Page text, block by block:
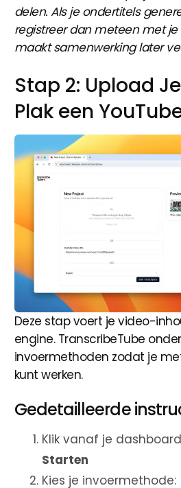
delen. Als je ondertitels
registreer dan meteen met
maakt samenwerking later
Stap 2: Upload
Plak een
Deze stap voert je video-
engine. TranscribeTube
invoermethoden zodat je
kunt werken.
Gedetailleerde
Klik vanaf je
Starten
Kies je invoermethode: